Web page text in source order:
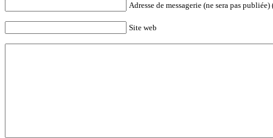
Adresse de messagerie (ne sera pas
Site web